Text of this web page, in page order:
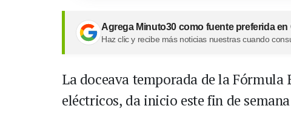
Agrega Minuto30 como fuente preferida en
Haz clic y recibe más noticias nuestras cuando
La doceava temporada de la
eléctricos, da inicio este fin de